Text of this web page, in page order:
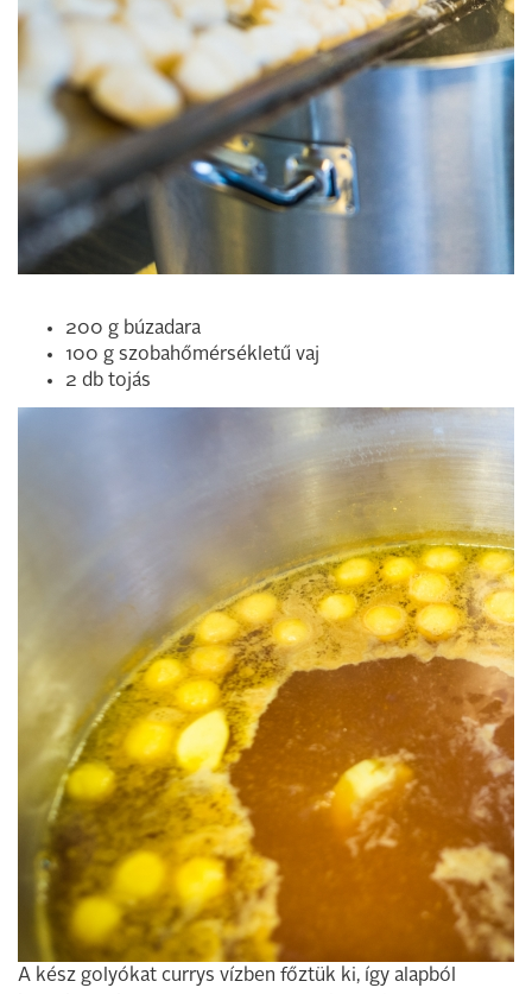
200 g búzadara
100 g szobahőmérsékletű vaj
2 db tojás
A kész golyókat currys vízben főztük ki, így alapból